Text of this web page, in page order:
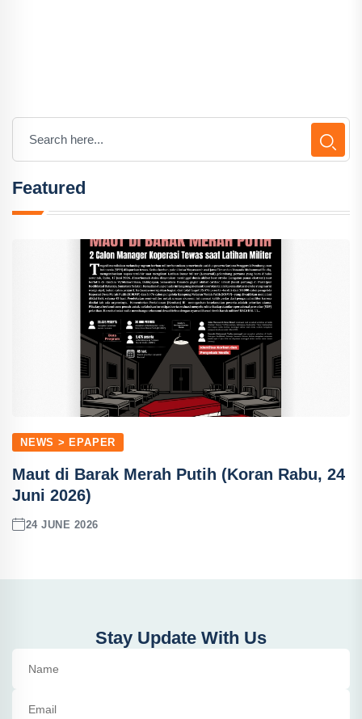
Featured
NEWS > EPAPER
Maut di Barak Merah Putih (Koran Rabu, 24
Juni 2026)
24 JUNE 2026
Stay Update With Us